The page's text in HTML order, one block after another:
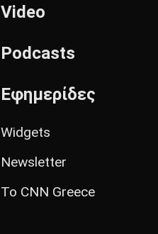
Video
Podcasts
Εφημερίδες
Widgets
Newsletter
Το CNN Greece